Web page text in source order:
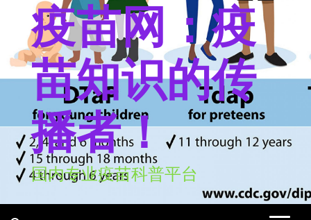
疫苗网：疫
苗知识的传
播者！
国内专业疫苗科普平台